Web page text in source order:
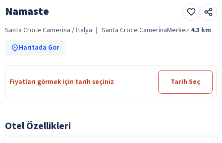
Namaste
Santa Croce Camerina / İtalya | Santa Croce CamerinaMerkez:4.3 km
Haritada Gör
Fiyatları görmek için tarih seçiniz Tarih Seç
Otel Özellikleri